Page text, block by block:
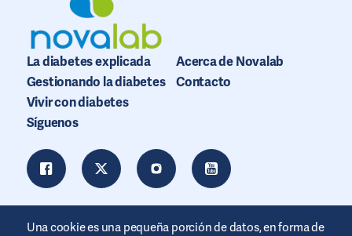
La diabetes explicada
Gestionando la diabetes
Vivir con diabetes
Acerca de Novalab
Contacto
Síguenos
Una cookie es una pequeña porción de datos, en forma de